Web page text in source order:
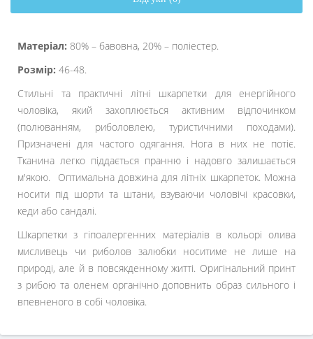
Матеріал: 80% – бавовна, 20% – поліестер.
Розмір: 46-48.
Стильні та практичні літні шкарпетки для енергійного
чоловіка, який захоплюється активним відпочинком
(полюванням, риболовлею, туристичними походами).
Призначені для частого одягання. Нога в них не потіє.
Тканина легко піддається пранню і надовго залишається
м'якою. Оптимальна довжина для літніх шкарпеток. Можна
носити під шорти та штани, взуваючи чоловічі красовки,
кеди або сандалі.
Шкарпетки з гіпоалергенних матеріалів в кольорі олива
мисливець чи риболов залюбки носитиме не лише на
природі, але й в повсякденному житті. Оригінальний принт
з рибою та оленем органічно доповнить образ сильного і
впевненого в собі чоловіка.